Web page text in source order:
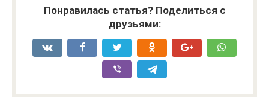
Понравилась статья? Поделиться с
друзьями: